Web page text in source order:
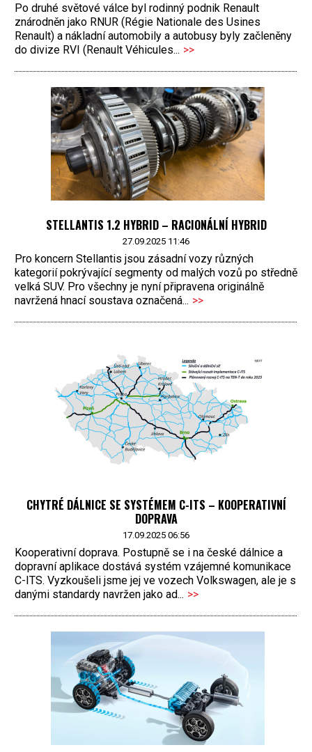
Po druhé světové válce byl rodinný podnik Renault
znárodněn jako RNUR (Régie Nationale des Usines
Renault) a nákladní automobily a autobusy byly začleněny
do divize RVI (Renault Véhicules... >>
STELLANTIS 1.2 HYBRID – RACIONÁLNÍ HYBRID
27.09.2025 11:46
Pro koncern Stellantis jsou zásadní vozy různých
kategorií pokrývající segmenty od malých vozů po středně
velká SUV. Pro všechny je nyní připravena originálně
navržená hnací soustava označená... >>
CHYTRÉ DÁLNICE SE SYSTÉMEM C-ITS – KOOPERATIVNÍ
DOPRAVA
17.09.2025 06:56
Kooperativní doprava. Postupně se i na české dálnice a
dopravní aplikace dostává systém vzájemné komunikace
C-ITS. Vyzkoušeli jsme jej ve vozech Volkswagen, ale je s
danými standardy navržen jako ad... >>